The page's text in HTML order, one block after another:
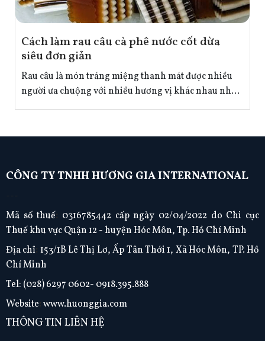
Cách làm rau câu cà phê nước cốt dừa
siêu đơn giản
Rau câu là món tráng miệng thanh mát được nhiều
người ưa chuộng với nhiều hương vị khác nhau như:
lá dứa, matcha,… Để bổ sung thêm cho thực đơn làm
phẩm Hương Gia vào bếp khám phá công thức làm
CÔNG TY TNHH HƯƠNG GIA INTERNATIONAL
---
Mã số thuế: 0316785442 cấp ngày 02/04/2022 do Chi cục
Thuế khu vực Quận 12 - huyện Hóc Môn, Tp. Hồ Chí Minh
Địa chỉ: 153/1B Lê Thị Lơ, Ấp Tân Thới 1, Xã Hóc Môn, TP. Hồ
Chí Minh
Tel: (028) 6297 0602- 0918.395.888
Website:www.huonggia.com
THÔNG TIN LIÊN HỆ